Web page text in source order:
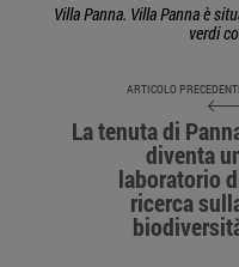
Villa Panna. Villa Panna è
verdi
ARTICOLO
La tenuta di
diventa
laboratorio
ricerca